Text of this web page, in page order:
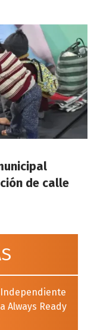
de calle
Always Ready